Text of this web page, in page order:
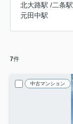
北大路駅 /二条駅
元田中駅
7件
中古マンション